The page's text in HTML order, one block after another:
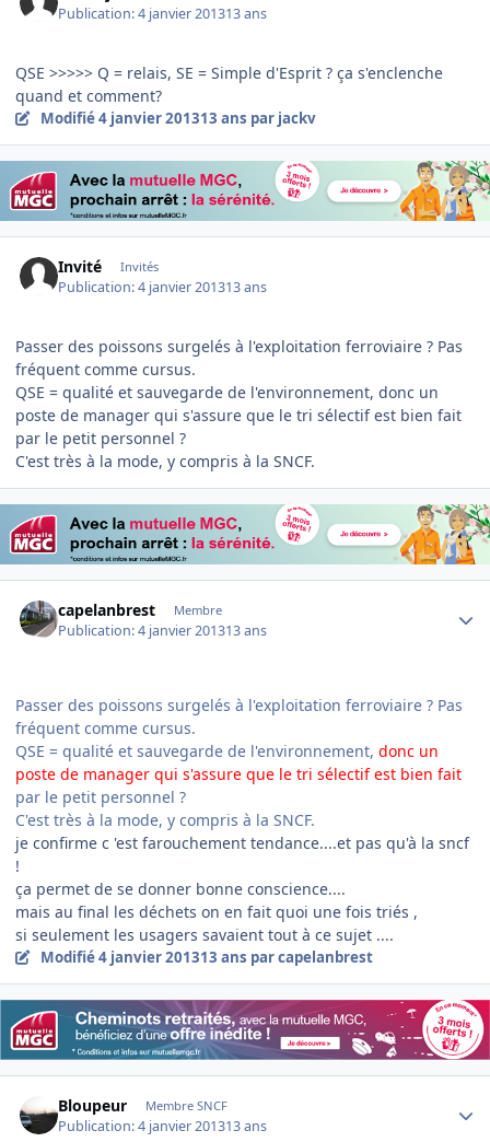
Publication:4 janvier 201313 ans
QSE >>>>> Q = relais, SE = Simple d'Esprit ? ça s'enclenche
quand et comment?
Modifié4 janvier 201313 ans par jackv
Invité Invités
Publication:4 janvier 201313 ans
Passer des poissons surgelés à l'exploitation ferroviaire ? Pas
fréquent comme cursus.
QSE = qualité et sauvegarde de l'environnement, donc un
poste de manager qui s'assure que le tri sélectif est bien fait
par le petit personnel ?
C'est très à la mode, y compris à la SNCF.
capelanbrest Membre
Publication:4 janvier 201313 ans
Passer des poissons surgelés à l'exploitation ferroviaire ? Pas
fréquent comme cursus.
QSE = qualité et sauvegarde de l'environnement, donc un
poste de manager qui s'assure que le tri sélectif est bien fait
par le petit personnel ?
C'est très à la mode, y compris à la SNCF.
je confirme c 'est farouchement tendance....et pas qu'à la sncf
!
ça permet de se donner bonne conscience....
mais au final les déchets on en fait quoi une fois triés ,
si seulement les usagers savaient tout à ce sujet ....
Modifié4 janvier 201313 ans par capelanbrest
Bloupeur Membre SNCF
Publication:4 janvier 201313 ans